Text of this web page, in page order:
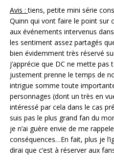
Avis :tiens, petite mini série
Quinn qui vont faire le point sur
aux événements intervenus
les sentiment assez partagés
bien évidemment très réservé
j’apprécie que DC ne mette
justement prenne le temps de
intrigue somme toute
personnages (dont un très en
intéressé par cela dans le cas
suis pas le plus grand fan du
je n’ai guère envie de me
conséquences…En fait, plus je
dirai que c’est à réserver aux